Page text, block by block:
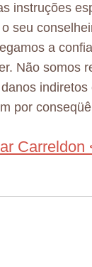
instruções
seu
a
Não somos
por
Carreldon